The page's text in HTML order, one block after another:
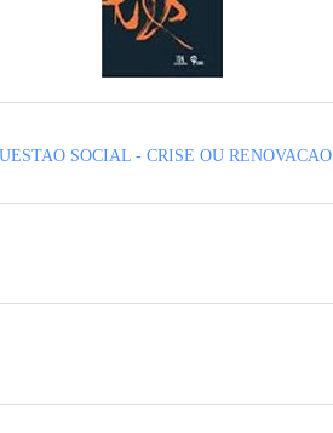
SOCIAL - CRISE OU RENOVACAO